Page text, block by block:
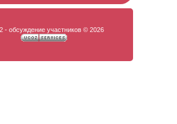
- обсуждение участников © 2026